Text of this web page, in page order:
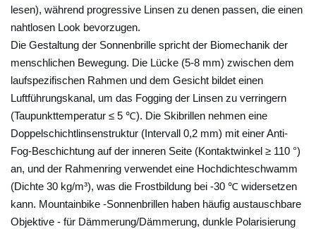
r
:
W
e
l
c
h
e
b
e
s
o
lesen), während progressive Linsen zu denen passen, die einen
nahtlosen Look bevorzugen.
Die Gestaltung der Sonnenbrille spricht der Biomechanik der
menschlichen Bewegung. Die Lücke (5-8 mm) zwischen dem
laufspezifischen Rahmen und dem Gesicht bildet einen
Luftführungskanal, um das Fogging der Linsen zu verringern
(Taupunkttemperatur ≤ 5 ℃). Die Skibrillen nehmen eine
Doppelschichtlinsenstruktur (Intervall 0,2 mm) mit einer Anti-
Fog-Beschichtung auf der inneren Seite (Kontaktwinkel ≥ 110 °)
an, und der Rahmenring verwendet eine Hochdichteschwamm
(Dichte 30 kg/m³), was die Frostbildung bei -30 ℃ widersetzen
kann. Mountainbike -Sonnenbrillen haben häufig austauschbare
Objektive - für Dämmerung/Dämmerung, dunkle Polarisierung